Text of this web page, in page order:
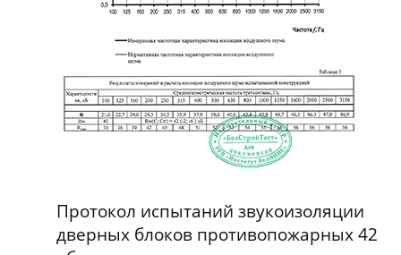
Протокол испытаний звукоизоляции
дверных блоков противопожарных 42